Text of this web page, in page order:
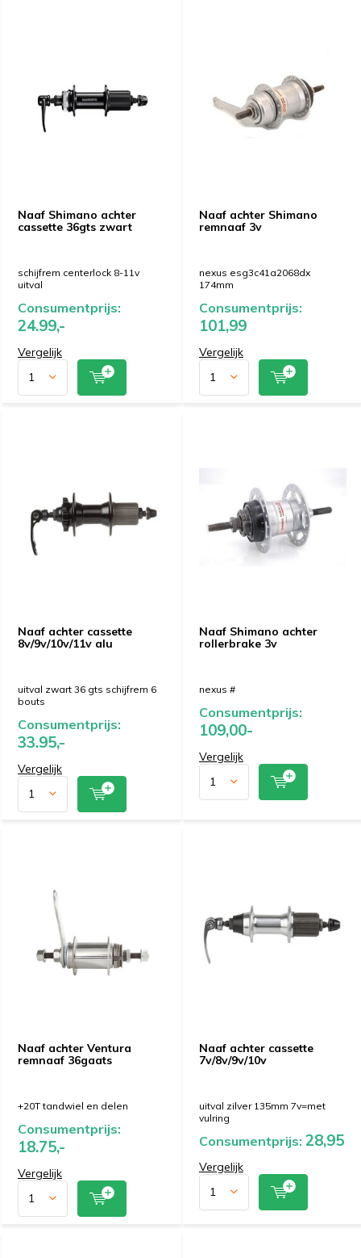
Naaf Shimano achter
cassette 36gts zwart
schijfrem centerlock 8-11v
uitval
Consumentprijs:
24.99,-
Vergelijk
Naaf achter Shimano
remnaaf 3v
nexus esg3c41a2068dx
174mm
Consumentprijs:
101,99
Vergelijk
Naaf achter cassette
8v/9v/10v/11v alu
uitval zwart 36 gts schijfrem 6
bouts
Consumentprijs:
33.95,-
Vergelijk
Naaf Shimano achter
rollerbrake 3v
nexus #
Consumentprijs:
109,00-
Vergelijk
Naaf achter Ventura
remnaaf 36gaats
+20T tandwiel en delen
Consumentprijs:
18.75,-
Vergelijk
Naaf achter cassette
7v/8v/9v/10v
uitval zilver 135mm 7v=met
vulring
Consumentprijs: 28,95
Vergelijk